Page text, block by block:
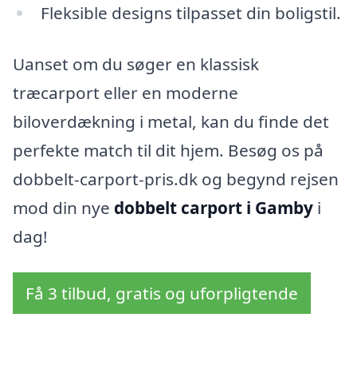
Fleksible designs tilpasset din boligstil.
Uanset om du søger en klassisk
træcarport eller en moderne
biloverdækning i metal, kan du finde det
perfekte match til dit hjem. Besøg os på
dobbelt-carport-pris.dk og begynd rejsen
mod din nye dobbelt carport i Gamby i
dag!
Få 3 tilbud, gratis og uforpligtende